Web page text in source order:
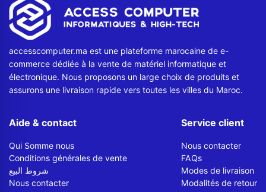
accesscomputer.ma est une plateforme marocaine de e-
commerce dédiée à la vente de matériel informatique et
électronique. Nous proposons un large choix de produits et
assurons une livraison rapide vers toutes les villes du Maroc.
Aide & contact
Qui Somme nous
Conditions générales de vente
شروط البيع
Nous contacter
Service client
Nous contacter
FAQs
Modes de livraison
Modalités de retour